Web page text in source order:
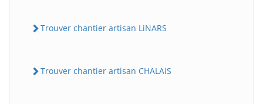
Trouver chantier artisan LiNARS
Trouver chantier artisan CHALAiS